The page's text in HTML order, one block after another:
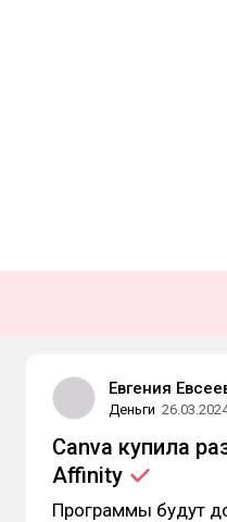
Евгения
Деньги
Canva купила
Affinity
Программы будут